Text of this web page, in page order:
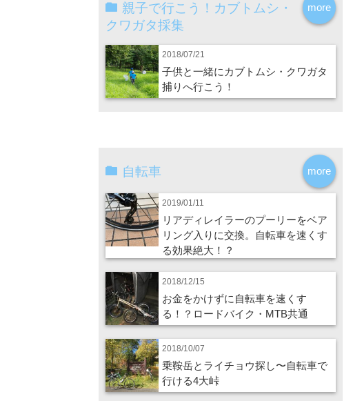
more
親子で行こう！カブトムシ・
クワガタ採集
2018/07/21
子供と一緒にカブトムシ・クワガタ
捕りへ行こう！
more
自転車
2019/01/11
リアディレイラーのプーリーをベア
リング入りに交換。自転車を速くす
る効果絶大！？
2018/12/15
お金をかけずに自転車を速くす
る！？ロードバイク・MTB共通
2018/10/07
乗鞍岳とライチョウ探し〜自転車で
行ける4大峠